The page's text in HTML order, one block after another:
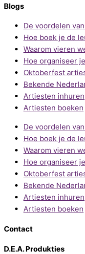
Blogs
De voordelen
Hoe boek je de
Waarom vieren
Hoe organiseer
Oktoberfest
Bekende
Artiesten inhuren
Artiesten boeken
De voordelen
Hoe boek je de
Waarom vieren
Hoe organiseer
Oktoberfest
Bekende
Artiesten inhuren
Artiesten boeken
Contact
D.E.A. Produkties